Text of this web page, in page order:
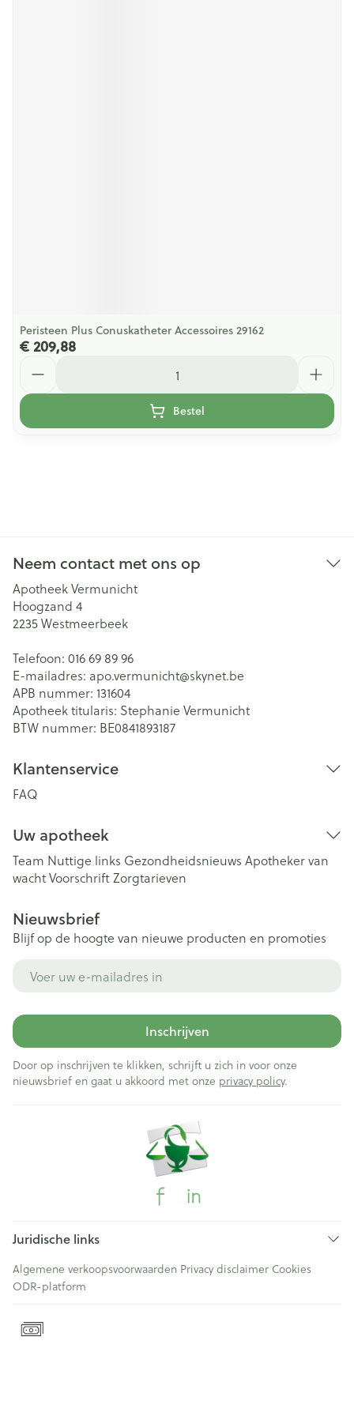
Peristeen Plus Conuskatheter Accessoires 29162
€ 209,88
Bestel
Neem contact met ons op
Apotheek Vermunicht
Hoogzand 4
2235Westmeerbeek
Telefoon: 016 69 89 96
E-mailadres: apo.vermunicht@skynet.be
APB nummer: 131604
Apotheek titularis: Stephanie Vermunicht
BTW nummer: BE0841893187
Klantenservice
FAQ
Uw apotheek
Team Nuttige links Gezondheidsnieuws Apotheker van
wachtVoorschriftZorgtarieven
Nieuwsbrief
Blijf op de hoogte van nieuwe producten en promoties
Inschrijven
Door op inschrijven te klikken, schrijft u zich in voor onze
nieuwsbrief en gaat u akkoord met onze privacy policy.
Juridische links
Algemene verkoopsvoorwaarden Privacy disclaimer Cookies
ODR-platform